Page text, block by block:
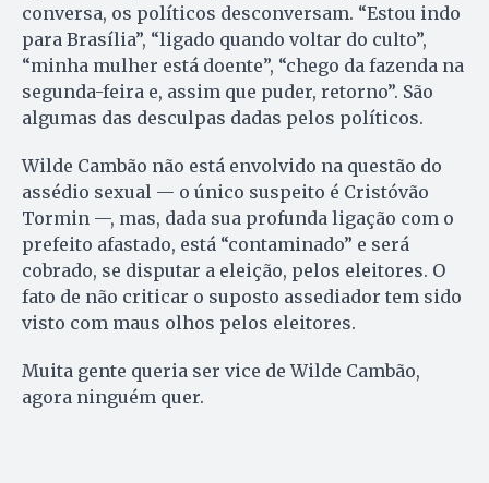
conversa, os políticos desconversam. “Estou indo
para Brasília”, “ligado quando voltar do culto”,
“minha mulher está doente”, “chego da fazenda na
segunda-feira e, assim que puder, retorno”. São
algumas das desculpas dadas pelos políticos.
Wilde Cambão não está envolvido na questão do
assédio sexual — o único suspeito é Cristóvão
Tormin —, mas, dada sua profunda ligação com o
prefeito afastado, está “contaminado” e será
cobrado, se disputar a eleição, pelos eleitores. O
fato de não criticar o suposto assediador tem sido
visto com maus olhos pelos eleitores.
Muita gente queria ser vice de Wilde Cambão,
agora ninguém quer.